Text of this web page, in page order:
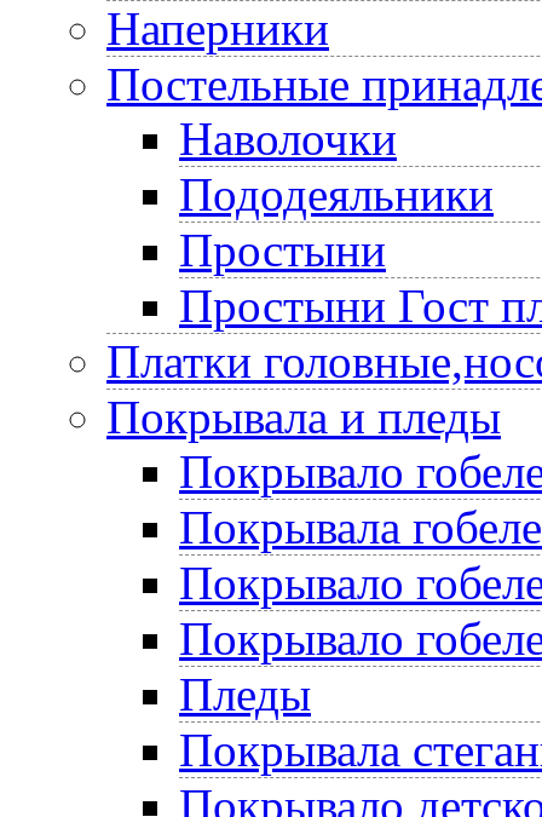
Наперники
Постельные
Наволочки
Пододеяльники
Простыни
Простыни Гост
Платки
Покрывала и пледы
Покрывало
Покрывала
Покрывало
Покрывало
Пледы
Покрывала
Покрывало